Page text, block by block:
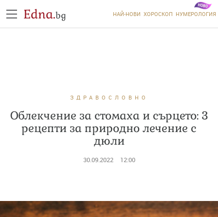
Edna.bg НАЙ-НОВИ ХОРОСКОП НУМЕРОЛОГИЯ
ЗДРАВОСЛОВНО
Облекчение за стомаха и сърцето: 3
рецепти за природно лечение с
дюли
30.09.2022 12:00